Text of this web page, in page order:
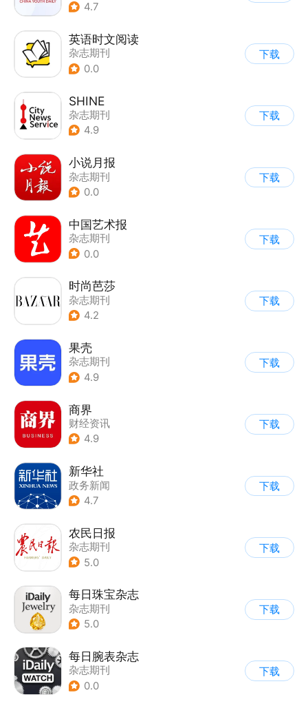
4.7
英语时文阅读
杂志期刊
0.0
下载
SHINE
杂志期刊
4.9
下载
小说月报
杂志期刊
0.0
下载
中国艺术报
杂志期刊
0.0
下载
时尚芭莎
杂志期刊
4.2
下载
果壳
杂志期刊
4.9
下载
商界
财经资讯
4.9
下载
新华社
政务新闻
4.7
下载
农民日报
杂志期刊
5.0
下载
每日珠宝杂志
杂志期刊
5.0
下载
每日腕表杂志
杂志期刊
0.0
下载